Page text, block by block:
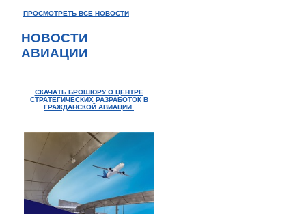
ПРОСМОТРЕТЬ ВСЕ НОВОСТИ
НОВОСТИ
АВИАЦИИ
СКАЧАТЬ БРОШЮРУ О ЦЕНТРЕ
СТРАТЕГИЧЕСКИХ РАЗРАБОТОК В
ГРАЖДАНСКОЙ АВИАЦИИ.